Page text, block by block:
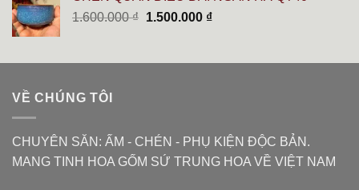
6.000.000 ₫.là:
5.400.000 ₫.
1.600.000₫ Giá
1.600.000 ₫.
1.500.000 ₫Giá
là:
VỀ CHÚNG TÔI
CHUYÊN SĂN: ẤM - CHÉN - PHỤ KIỆN ĐỘC BẢN.
MANG TINH HOA GỐM SỨ TRUNG HOA VỀ VIỆT NAM